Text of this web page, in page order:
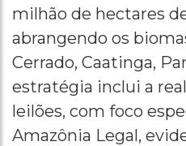
milhão de hectares
abrangendo os
Cerrado, Caatinga,
estratégia inclui a
leilões, com foco
Amazônia Legal,